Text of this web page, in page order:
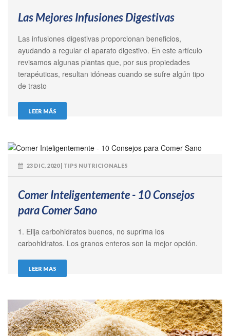
Las Mejores Infusiones Digestivas
Las infusiones digestivas proporcionan beneficios,
ayudando a regular el aparato digestivo. En este artículo
revisamos algunas plantas que, por sus propiedades
terapéuticas, resultan idóneas cuando se sufre algún tipo
de trasto
LEER MÁS
23 DIC, 2020 | TIPS NUTRICIONALES
Comer Inteligentemente - 10 Consejos
para Comer Sano
1. Elija carbohidratos buenos, no suprima los
carbohidratos. Los granos enteros son la mejor opción.
LEER MÁS